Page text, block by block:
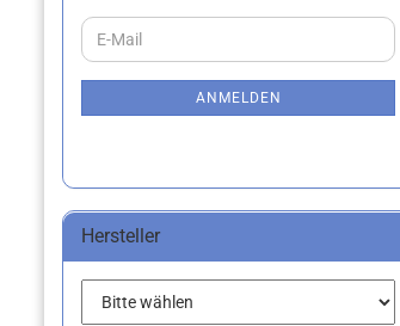
WEITER
ZUR
E-
Mail
ANMELDEN
Hersteller